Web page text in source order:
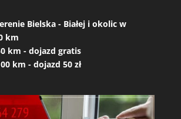
Bielska - Białej i okolic w
km
km - dojazd gratis
km - dojazd 50 zł